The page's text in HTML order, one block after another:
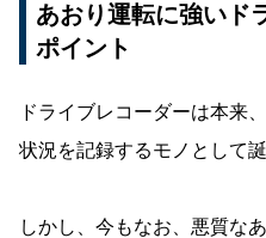
あおり運転に強いド
ポイント
ドライブレコーダーは本来
状況を記録するモノとして誕
しかし、今もなお、悪質な